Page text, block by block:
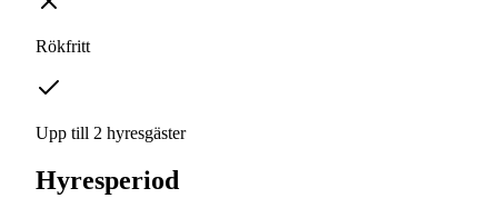
Rökfritt
Upp till 2 hyresgäster
Hyresperiod